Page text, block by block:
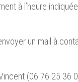
à l’heure
un mail à
(06 76 25 36